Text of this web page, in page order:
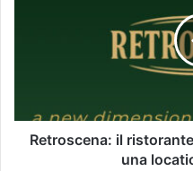
Retroscena: il
una